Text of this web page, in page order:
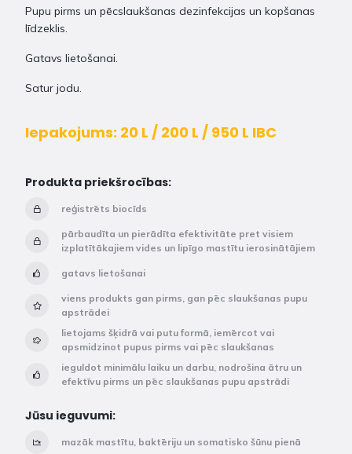
Pupu pirms un pēcslaukšanas dezinfekcijas un kopšanas
līdzeklis.
Gatavs lietošanai.
Satur jodu.
Iepakojums: 20 L / 200 L / 950 L IBC
Produkta priekšrocības:
reģistrēts biocīds
pārbaudīta un pierādīta efektivitāte pret visiem
izplatītākajiem vides un lipīgo mastītu ierosinātājiem
gatavs lietošanai
viens produkts gan pirms, gan pēc slaukšanas pupu
apstrādei
lietojams šķidrā vai putu formā, iemērcot vai
apsmidzinot pupus pirms vai pēc slaukšanas
ieguldot minimālu laiku un darbu, nodrošina ātru un
efektīvu pirms un pēc slaukšanas pupu apstrādi
Jūsu ieguvumi:
mazāk mastītu, baktēriju un somatisko šūnu pienā